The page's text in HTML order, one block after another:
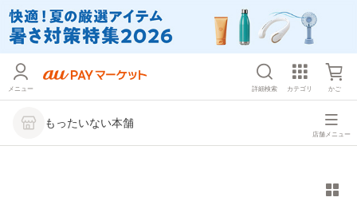
メニュー 詳細検索 カテゴリ かご
もったいない本舗
店舗メニュー